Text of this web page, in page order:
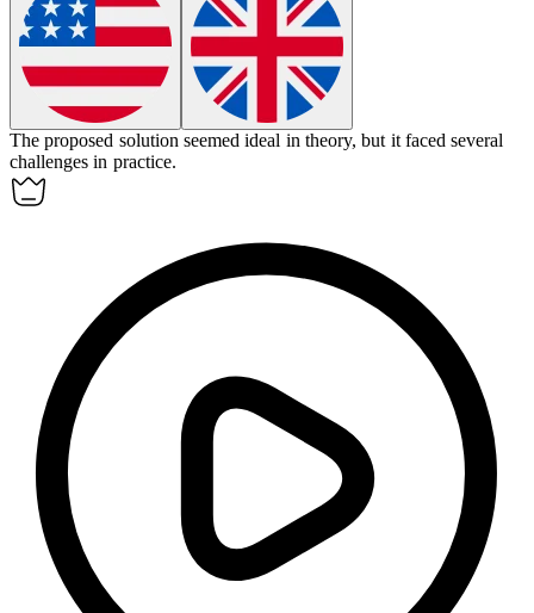
The proposed solution seemed ideal in theory, but it faced several
challenges in practice.